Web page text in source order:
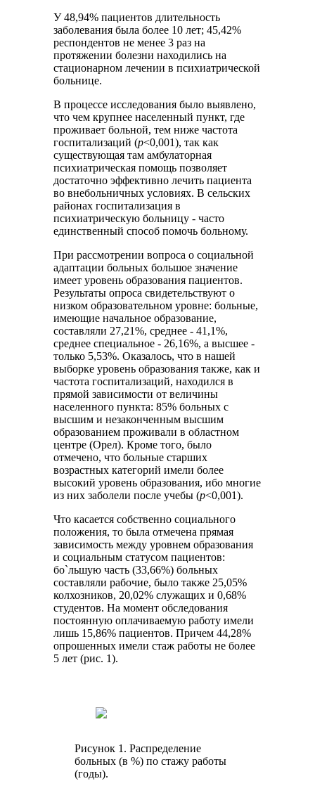
У 48,94% пациентов длительность
заболевания была более 10 лет; 45,42%
респондентов не менее 3 раз на
протяжении болезни находились на
стационарном лечении в психиатрической
больнице.
В процессе исследования было выявлено,
что чем крупнее населенный пункт, где
проживает больной, тем ниже частота
госпитализаций (р<0,001), так как
существующая там амбулаторная
психиатрическая помощь позволяет
достаточно эффективно лечить пациента
во внебольничных условиях. В сельских
районах госпитализация в
психиатрическую больницу - часто
единственный способ помочь больному.
При рассмотрении вопроса о социальной
адаптации больных большое значение
имеет уровень образования пациентов.
Результаты опроса свидетельствуют о
низком образовательном уровне: больные,
имеющие начальное образование,
составляли 27,21%, среднее - 41,1%,
среднее специальное - 26,16%, а высшее -
только 5,53%. Оказалось, что в нашей
выборке уровень образования также, как и
частота госпитализаций, находился в
прямой зависимости от величины
населенного пункта: 85% больных с
высшим и незаконченным высшим
образованием проживали в областном
центре (Орел). Кроме того, было
отмечено, что больные старших
возрастных категорий имели более
высокий уровень образования, ибо многие
из них заболели после учебы (р<0,001).
Что касается собственно социального
положения, то была отмечена прямая
зависимость между уровнем образования
и социальным статусом пациентов:
бо`льшую часть (33,66%) больных
составляли рабочие, было также 25,05%
колхозников, 20,02% служащих и 0,68%
студентов. На момент обследования
постоянную оплачиваемую работу имели
лишь 15,86% пациентов. Причем 44,28%
опрошенных имели стаж работы не более
5 лет (рис. 1).
Рисунок 1. Распределение
больных (в %) по стажу работы
(годы).